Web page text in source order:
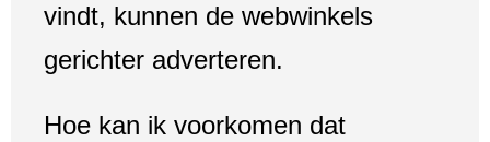
vindt, kunnen de webwinkels
gerichter adverteren.
Hoe kan ik voorkomen dat